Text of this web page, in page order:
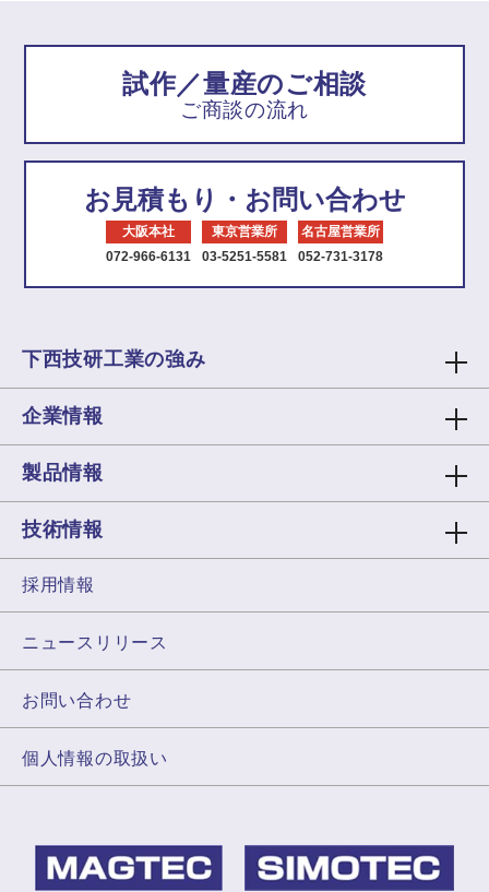
試作／量産のご相談
ご商談の流れ
お見積もり・お問い合わせ
大阪本社
072-966-6131
東京営業所
03-5251-5581
名古屋営業所
052-731-3178
下西技研工業の強み
企業情報
製品情報
技術情報
採用情報
ニュースリリース
お問い合わせ
個人情報の取扱い